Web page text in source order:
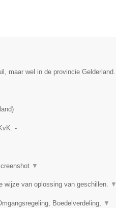
maar wel in de provincie Gelderland.
)
-
▼
wijze van oplossing van geschillen. ▼
Boedelverdeling, ▼